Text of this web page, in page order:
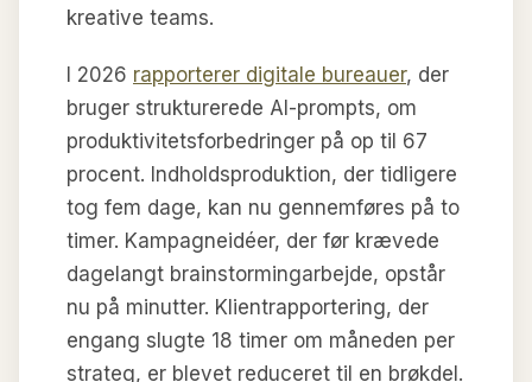
kreative teams.
I 2026 rapporterer digitale bureauer, der
bruger strukturerede AI-prompts, om
produktivitetsforbedringer på op til 67
procent. Indholdsproduktion, der tidligere
tog fem dage, kan nu gennemføres på to
timer. Kampagneidéer, der før krævede
dagelangt brainstormingarbejde, opstår
nu på minutter. Klientrapportering, der
engang slugte 18 timer om måneden per
strateg, er blevet reduceret til en brøkdel.